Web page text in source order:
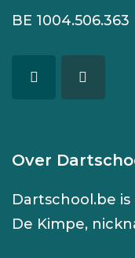
BE 1004.506.363
Over
Dartschool.be
De Kimpe,